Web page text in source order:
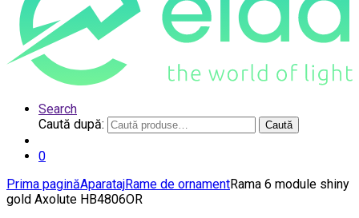
Search
Caută după:
Caută
0
Prima paginăAparatajRame de ornamentRama 6 module shiny
gold Axolute HB4806OR